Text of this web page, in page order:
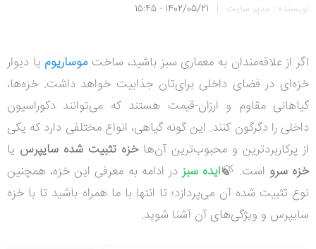
نویسنده : مدیر سایت |
1402/05/21 - 15:45
اگر از علاقه‌مندان به معماری سبز باشید، ساختموساریوم یا دیوار
خزه‌ای در فضای داخلی برای‌تان جذابیت خواهد داشت. خزه‌ها،
گیاهانی مقاوم و ارزان‌-قیمت هستند که می‌توانند دکوراسیون
داخلی را دگرگون کنند. این گونه گیاهی، انواع مختلفی دارد که یکی
از پرکاربردترین و محبوب‌ترین آن‌هاخزه تثبیت شده سایپرس یا
خزه سرو است. 🍃ایده سبزدر ادامه به معرفی این خزه، همچنین
نوع تثبیت شده‌ آن می‌پردازد؛ تا انتها با ما همراه باشید تا با خزه
سایپرس و ویژگی‌های آن آشنا شوید.